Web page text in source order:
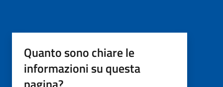
Quanto sono chiare le
informazioni su questa